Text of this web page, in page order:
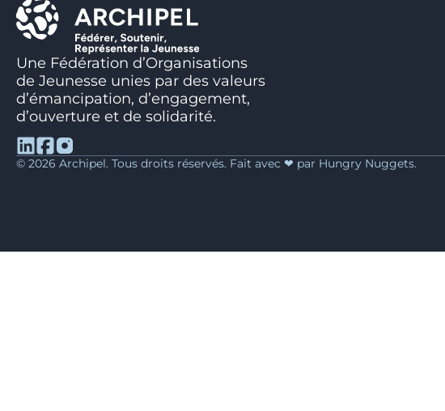
Une Fédération d’Organisations
de Jeunesse unies par des valeurs
d’émancipation, d’engagement,
d’ouverture et de solidarité.
© 2026 Archipel. Tous droits réservés. Fait avec ❤ par Hungry Nuggets.